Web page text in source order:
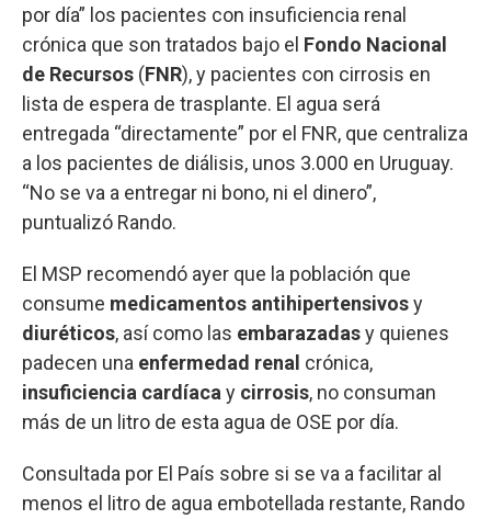
por día” los pacientes con insuficiencia renal
crónica que son tratados bajo el Fondo Nacional
de Recursos (FNR), y pacientes con cirrosis en
lista de espera de trasplante. El agua será
entregada “directamente” por el FNR, que centraliza
a los pacientes de diálisis, unos 3.000 en Uruguay.
“No se va a entregar ni bono, ni el dinero”,
puntualizó Rando.
El MSP recomendó ayer que la población que
consume medicamentos antihipertensivosy
diuréticos, así como las embarazadasy quienes
padecen una enfermedad renal crónica,
insuficiencia cardíaca y cirrosis, no consuman
más de un litro de esta agua de OSE por día.
Consultada por El País sobre si se va a facilitar al
menos el litro de agua embotellada restante, Rando